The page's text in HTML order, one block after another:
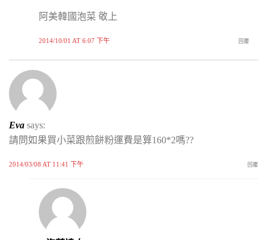
阿美韓國泡菜 敬上
2014/10/01 AT 6:07 下午 回覆
Eva says:
請問如果買小菜跟煎餅粉運費是算160*2嗎??
2014/03/08 AT 11:41 下午 回覆